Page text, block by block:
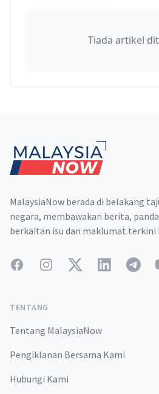
Tiada artikel
MalaysiaNow berada di belakang
negara, membawakan berita,
berkaitan isu dan maklumat terkini
FacebookInstagramTwitterLinkedIn
TENTANG
Tentang MalaysiaNow
Pengiklanan Bersama Kami
Hubungi Kami